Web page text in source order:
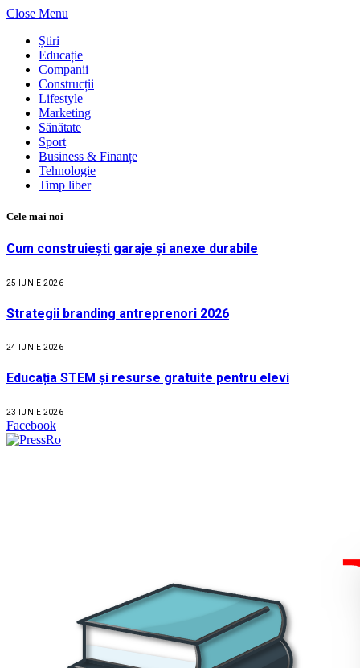
Close Menu
Știri
Educație
Companii
Construcții
Lifestyle
Marketing
Sănătate
Sport
Business & Finanțe
Tehnologie
Timp liber
Cele mai noi
Cum construiești garaje și anexe durabile
25 IUNIE 2026
Strategii branding antreprenori 2026
24 IUNIE 2026
Educația STEM și resurse gratuite pentru elevi
23 IUNIE 2026
Facebook